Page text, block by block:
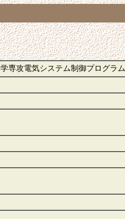
専攻電気システム制御プログラム